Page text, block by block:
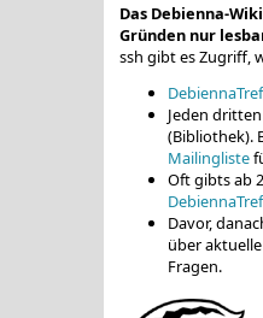
Das Debienna-
Gründen nur
ssh gibt es Zugriff,
Jeden
(Bibliothek).
Mailingliste
Oft gibts ab
Davor,
über
Fragen.